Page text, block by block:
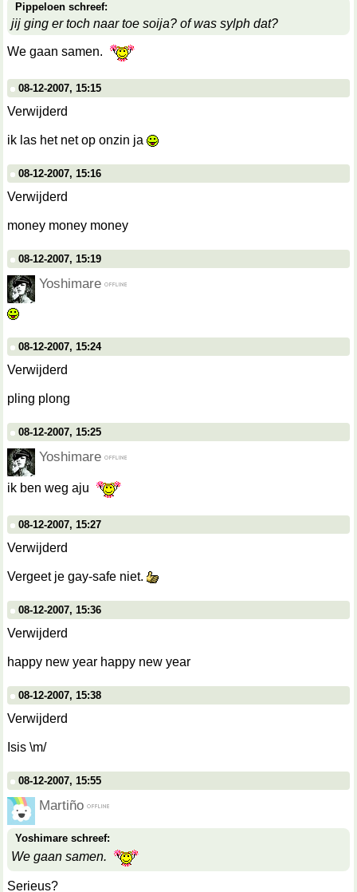
Pippeloen schreef:
jij ging er toch naar toe soija? of was sylph dat?
We gaan samen.
08-12-2007, 15:15
Verwijderd
ik las het net op onzin ja
08-12-2007, 15:16
Verwijderd
money money money
08-12-2007, 15:19
Yoshimare
08-12-2007, 15:24
Verwijderd
pling plong
08-12-2007, 15:25
Yoshimare
ik ben weg aju
08-12-2007, 15:27
Verwijderd
Vergeet je gay-safe niet.
08-12-2007, 15:36
Verwijderd
happy new year happy new year
08-12-2007, 15:38
Verwijderd
Isis \m/
08-12-2007, 15:55
Martiño
Yoshimare schreef:
We gaan samen.
Serieus?